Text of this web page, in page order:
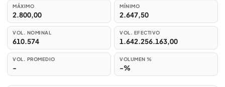
MÁXIMO
2.800,00
MÍNIMO
2.647,50
VOL. NOMINAL
610.574
VOL. EFECTIVO
1.642.256.163,00
VOL. PROMEDIO
-
VOLUMEN %
-%